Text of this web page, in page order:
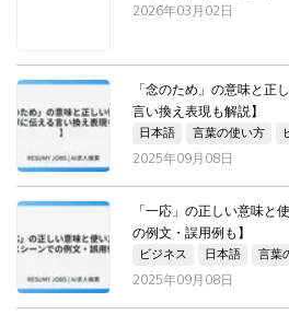
2026年03月02日
「念のため」の意味と正
言い換え表現も解説】
日本語 言葉の使い方
2025年09月08日
「一応」の正しい意味と
の例文・誤用例も】
ビジネス 日本語 言葉
2025年09月08日